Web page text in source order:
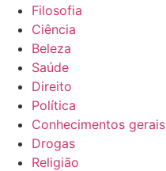
Filosofia
Ciência
Beleza
Saúde
Direito
Política
Conhecimentos gerais
Drogas
Religião